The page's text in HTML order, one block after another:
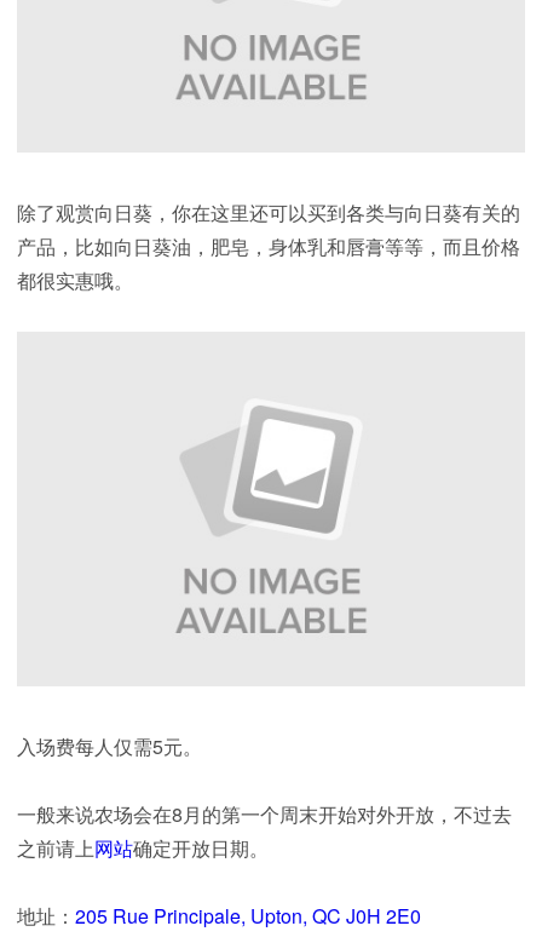
除了观赏向日葵，你在这里还可以买到各类与向日葵有关的
产品，比如向日葵油，肥皂，身体乳和唇膏等等，而且价格
都很实惠哦。
入场费每人仅需5元。
一般来说农场会在8月的第一个周末开始对外开放，不过去
之前请上网站确定开放日期。
地址： 205 Rue Principale, Upton, QC J0H 2E0